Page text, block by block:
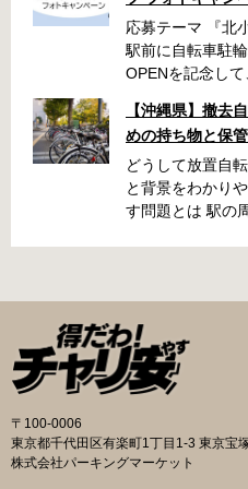
応募テーマ 『北
駅前に自転車駐
OPENを記念し
車が写っている
まの北小金駅周
有できたらと思
待ちしておりま
10月31日 ・キャ
シュタグ： #北
ョン ：
の中から抽選で
様 投稿のルール
中に何度も投稿
は隠す加工をし
写真は選考対象
【沖縄県】撤去
めの持ち物と保
どうして放置自
と背景をわかり
す問題とは 駅の
置されることで
がるケースもあ
然に防ぐために
が実施されてい
車が放置されて
を求めます。指
されないと、保
〒100-0006
東京都千代田区有楽町1丁目1-3 東京宝
株式会社パーキングマーケット